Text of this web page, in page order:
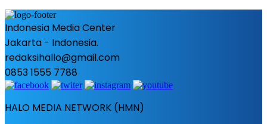
Indonesia Media Center
Jakarta - Indonesia.
redaksihallo@gmail.com
0853 1555 7788
HALO MEDIA NETWORK (HMN)